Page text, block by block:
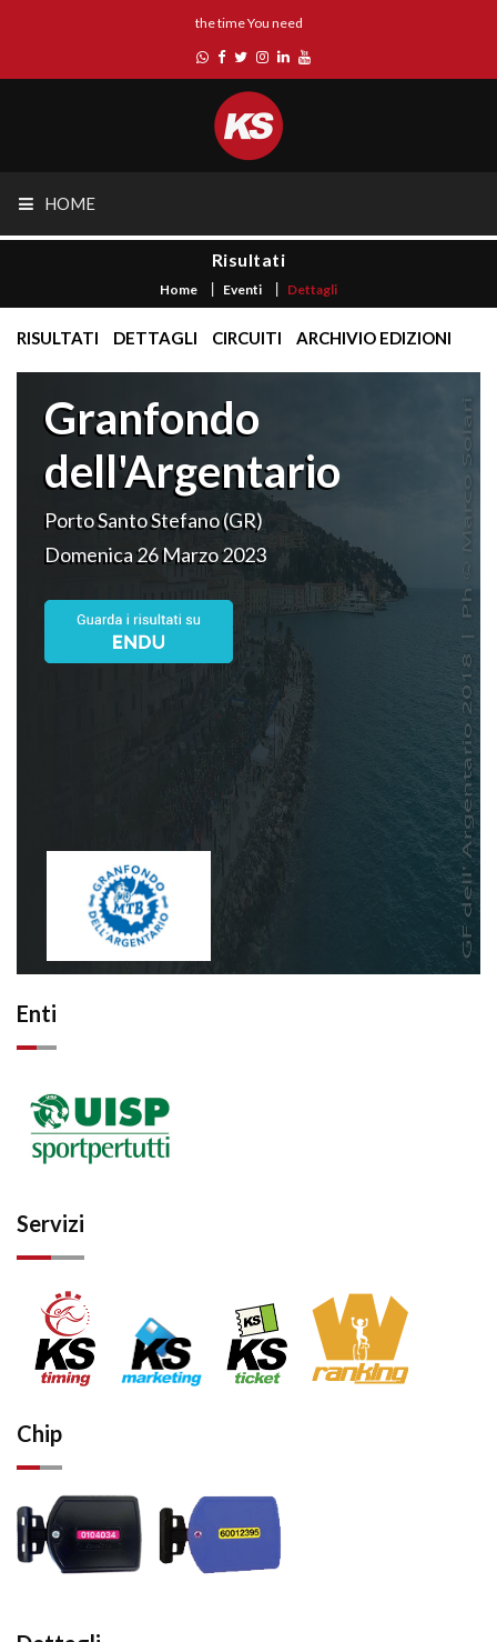
the time You need
HOME
Risultati
Home Eventi Dettagli
RISULTATI DETTAGLI CIRCUITI ARCHIVIO EDIZIONI
Granfondo
dell'Argentario
Porto Santo Stefano (GR)
Domenica 26 Marzo 2023
Enti
Servizi
Chip